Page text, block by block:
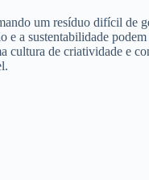
um resíduo difícil de
a sustentabilidade
cultura de criatividade e